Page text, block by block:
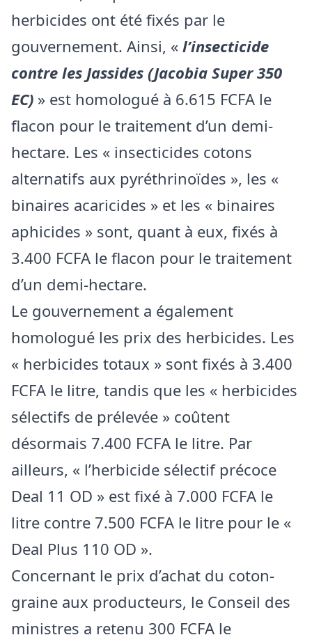
herbicides ont été fixés par le
gouvernement. Ainsi, « l’insecticide
contre les Jassides (Jacobia Super 350
EC) » est homologué à 6.615 FCFA le
flacon pour le traitement d’un demi-
hectare. Les « insecticides cotons
alternatifs aux pyréthrinoïdes », les «
binaires acaricides » et les « binaires
aphicides » sont, quant à eux, fixés à
3.400 FCFA le flacon pour le traitement
d’un demi-hectare.
Le gouvernement a également
homologué les prix des herbicides. Les
« herbicides totaux » sont fixés à 3.400
FCFA le litre, tandis que les « herbicides
sélectifs de prélevée » coûtent
désormais 7.400 FCFA le litre. Par
ailleurs, « l’herbicide sélectif précoce
Deal 11 OD » est fixé à 7.000 FCFA le
litre contre 7.500 FCFA le litre pour le «
Deal Plus 110 OD ».
Concernant le prix d’achat du coton-
graine aux producteurs, le Conseil des
ministres a retenu 300 FCFA le